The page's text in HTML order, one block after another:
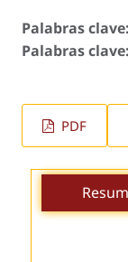
Palabras clave:
Palabras clave:
PDF